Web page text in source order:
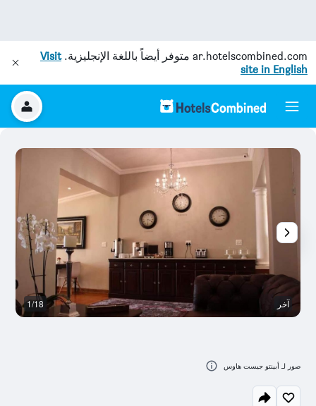
ar.hotelscombined.com متوفر أيضاً باللغة الإنجليزية.Visit
site in English
آخر 1/18
صور لـ أبينتو جيست هاوس